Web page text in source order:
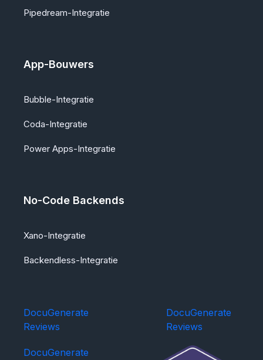
Pipedream-Integratie
App-Bouwers
Bubble-Integratie
Coda-Integratie
Power Apps-Integratie
No-Code Backends
Xano-Integratie
Backendless-Integratie
DocuGenerate
Reviews
DocuGenerate
Reviews
DocuGenerate